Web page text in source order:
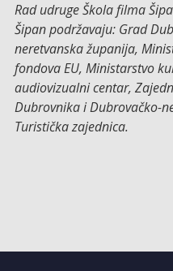
Rad udruge Škola filma
Šipan podržavaju: Grad
neretvanska županija,
fondova EU, Ministarstvo
audiovizualni centar,
Dubrovnika i Dubrovačko-
Turistička zajednica.